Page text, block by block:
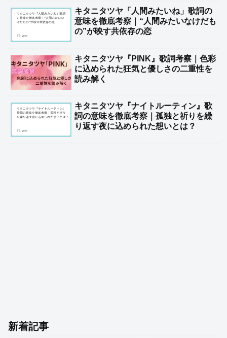
キタニタツヤ「人間みたいね」歌詞の
意味を徹底考察｜“人間みたいなけだも
の”が映す共依存の恋
キタニタツヤ『PINK』歌詞考察｜色彩
に込められた狂気と優しさの二重性を
読み解く
キタニタツヤ『ナイトルーティン』歌
詞の意味を徹底考察｜孤独と祈りを繰
り返す夜に込められた想いとは？
新着記事